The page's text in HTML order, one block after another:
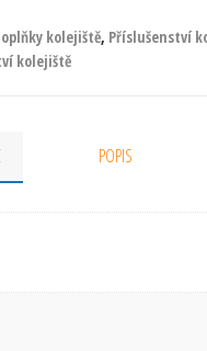
kolejiště, Příslušenství
kolejiště
POPIS